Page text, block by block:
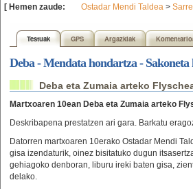
[ Hemen zaude: Ostadar Mendi Taldea >
Testuak GPS Argazkiak
Deba - Mendata hondartza -
Deba eta Zumaia arteko
Martxoaren 10ean Deba eta Zumaia arteko
Deskribapena prestatzen ari gara. Barkatu
Datorren martxoaren 10erako Ostadar Mendi
gisa izendaturik, oinez bisitatuko dugun
gehiagoko denboran, liburu ireki baten gisa,
delako.